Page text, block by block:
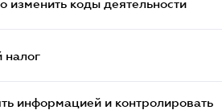
изменить коды деятельности
налог
информацией и контролировать